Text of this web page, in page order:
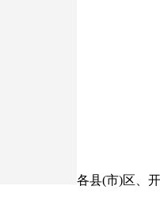
各县(市)区、